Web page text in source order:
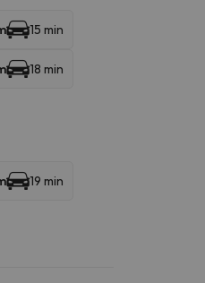
15 min
18 min
19 min